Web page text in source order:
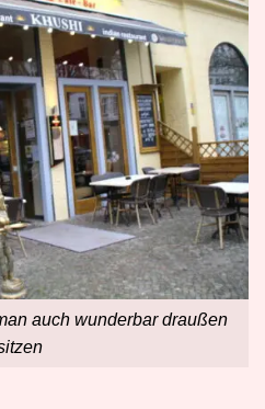
auch wunderbar draußen